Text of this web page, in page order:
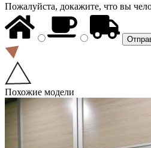
Пожалуйста, докажите, что вы
Похожие модели